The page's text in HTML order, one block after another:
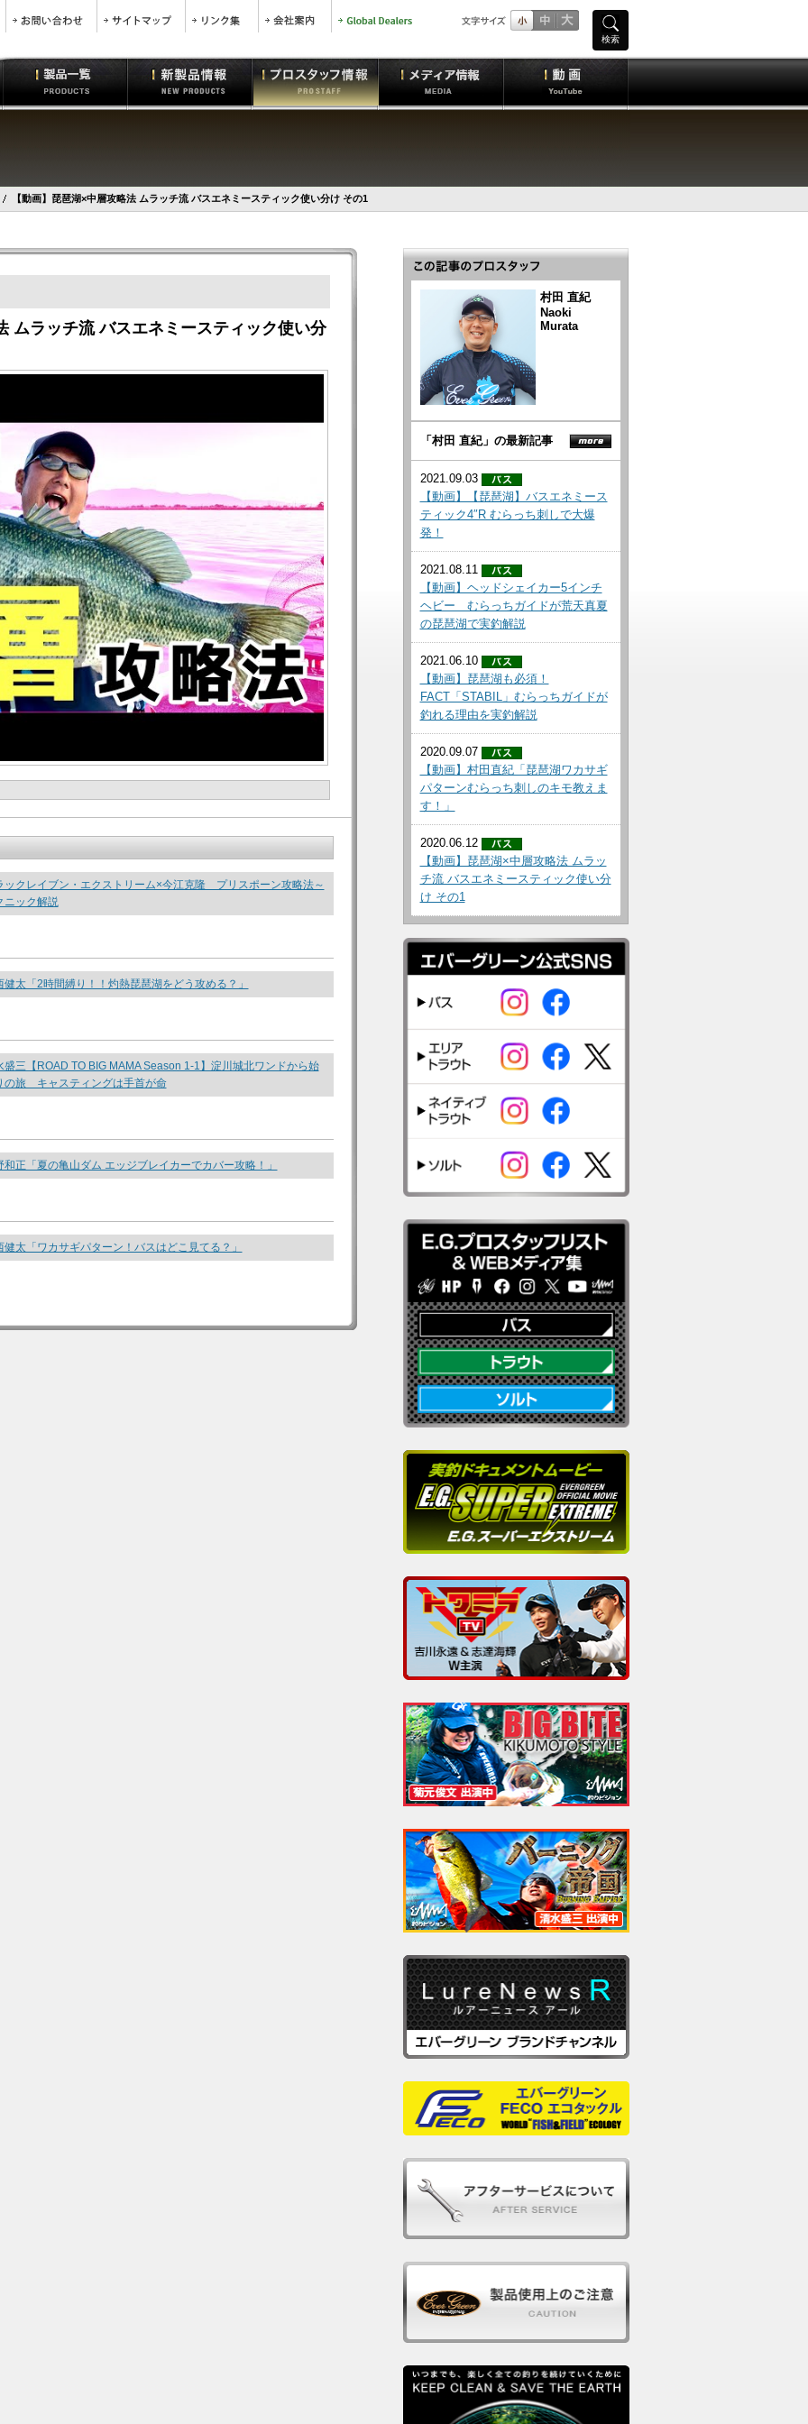
検索
【動画】琵琶湖×中層攻略法 ムラッチ流 バスエネミースティック使い分け その1
ムラッチ流 バスエネミースティック使い分
ックレイブン・エクストリーム×今江克隆 プリスポーン攻略法～
ニック解説
健太「2時間縛り！！灼熱琵琶湖をどう攻める？」
盛三【ROAD TO BIG MAMA Season 1-1】淀川城北ワンドから始
の旅 キャスティングは手首が命
和正「夏の亀山ダム エッジブレイカーでカバー攻略！」
健太「ワカサギパターン！バスはどこ見てる？」
村田 直紀
Naoki
Murata
「村田 直紀」の最新記事
2021.09.03
【動画】【琵琶湖】バスエネミース
ティック4″R むらっち刺しで大爆
発！
2021.08.11
【動画】ヘッドシェイカー5インチ
ヘビー むらっちガイドが荒天真夏
の琵琶湖で実釣解説
2021.06.10
【動画】琵琶湖も必須！
FACT「STABIL」むらっちガイドが
釣れる理由を実釣解説
2020.09.07
【動画】村田直紀「琵琶湖ワカサギ
パターンむらっち刺しのキモ教えま
す！」
2020.06.12
【動画】琵琶湖×中層攻略法 ムラッ
チ流 バスエネミースティック使い分
け その1